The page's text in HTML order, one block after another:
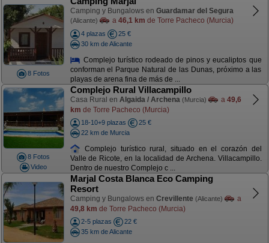
8 Fotos
Camping y Bungalows en Guardamar del Segura
(Alicante) a 46,1 km de Torre Pacheco (Murcia)
4 plazas
25 €
30 km de Alicante
Complejo turístico rodeado de pinos y eucaliptos que
conforman el Parque Natural de las Dunas, próximo a las
playas de arena fina de más de ...
8 Fotos
Video
Complejo Rural Villacampillo
Casa Rural en Algaida / Archena (Murcia) a 49,6
km de Torre Pacheco (Murcia)
18-10+9 plazas
25 €
22 km de Murcia
Complejo turístico rural, situado en el corazón del
Valle de Ricote, en la localidad de Archena. Villacampillo.
Dentro de nuestro Complejo c ...
Marjal Costa Blanca Eco Camping
Resort
Camping y Bungalows en Crevillente (Alicante)
a
49,8 km de Torre Pacheco (Murcia)
2-5 plazas
22 €
35 km de Alicante